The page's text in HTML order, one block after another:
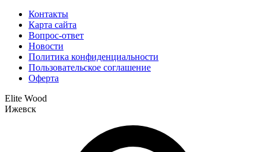
Контакты
Карта сайта
Вопрос-ответ
Новости
Политика конфиденциальности
Пользовательское соглашение
Оферта
Elite Wood
Ижевск